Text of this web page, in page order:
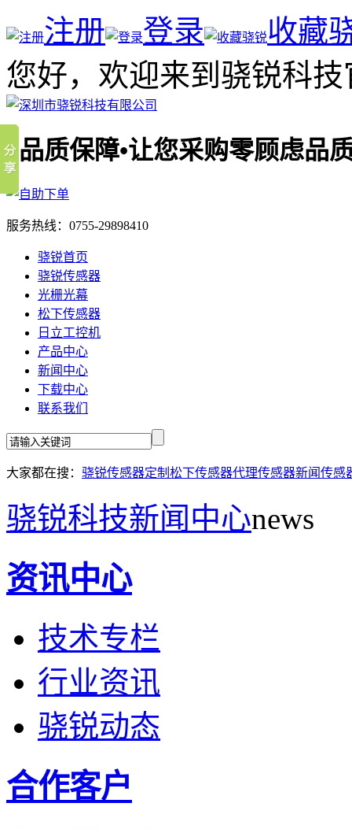
注册 登录
收藏
您好，欢迎来到骁锐科
品
服务热线： 0755-29898410
骁锐首页
骁锐传感器
光栅光幕
松下传感器
日立工控机
产品中心
新闻中心
下载中心
联系我们
大家都在搜： 骁锐传感器定制 松下传感器代理传感器新闻传感
骁锐科技新闻中心news
资讯中心
技术专栏
行业资讯
骁锐动态
合作客户